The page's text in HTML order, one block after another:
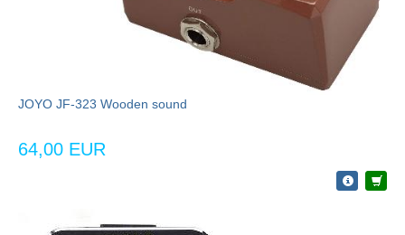
JOYO JF-323 Wooden sound
64,00 EUR